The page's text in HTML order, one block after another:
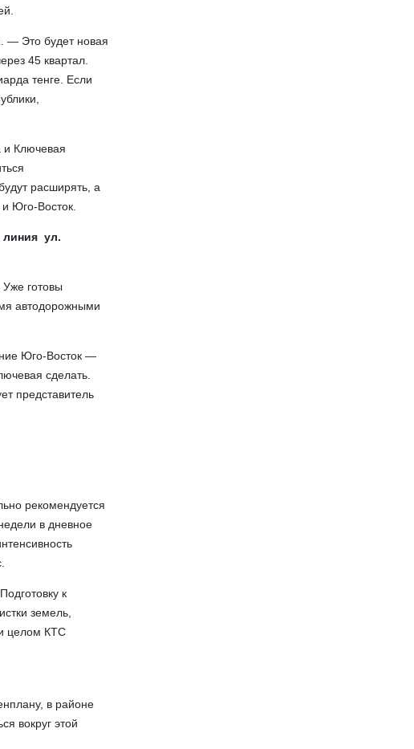
— Это будет новая
45 квартал.
тенге. Если
и Ключевая
расширять, а
Юго-Восток.
линия ул.
Уже готовы
автодорожными
Юго-Восток —
сделать.
представитель
рекомендуется
в дневное
к
земель,
целом КТС
в районе
вокруг этой